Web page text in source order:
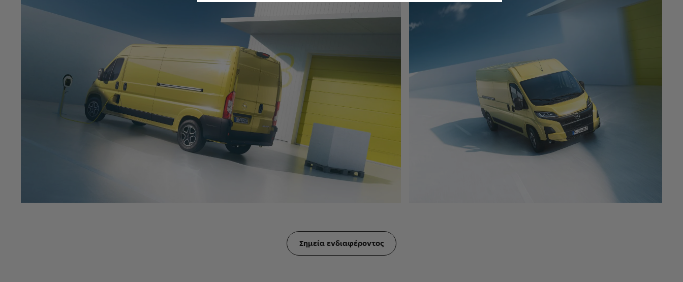
Σημεία ενδιαφέροντος